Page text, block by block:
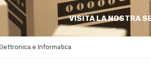
VISITA LA NOSTRA
Elettronica e Informatica